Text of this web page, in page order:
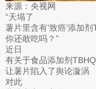
来源：央视网
“天塌了
薯片里含有‘致癌’添加
你还敢吃吗？”
近日
有关于食品添加剂
让薯片陷入了舆论漩涡
对此